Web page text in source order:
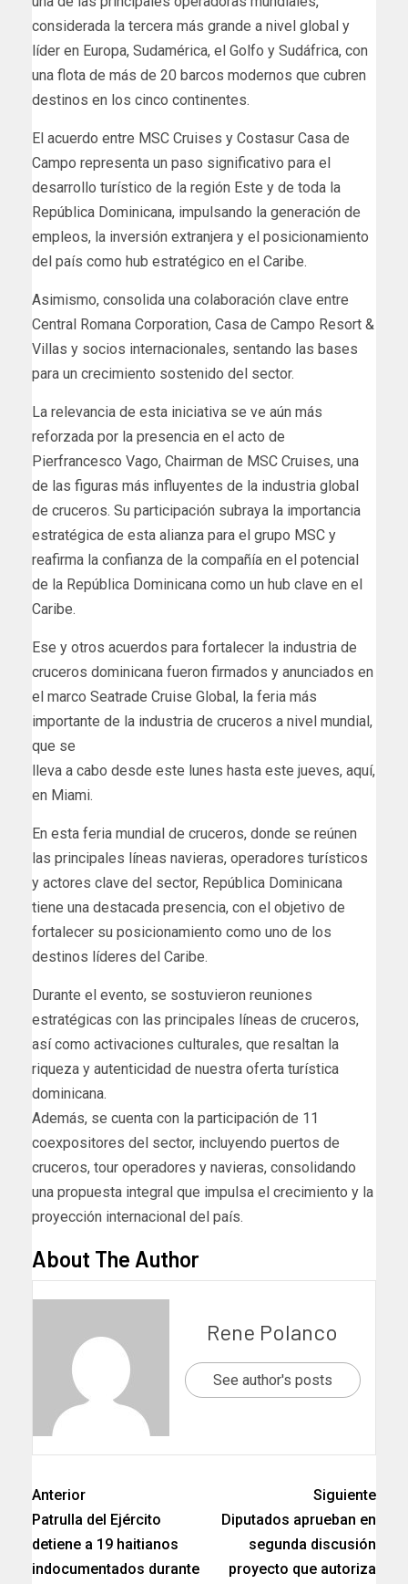
considerada la tercera más grande a nivel global y
líder en Europa, Sudamérica, el Golfo y Sudáfrica, con
una flota de más de 20 barcos modernos que cubren
destinos en los cinco continentes.
El acuerdo entre MSC Cruises y Costasur Casa de
Campo representa un paso significativo para el
desarrollo turístico de la región Este y de toda la
República Dominicana, impulsando la generación de
empleos, la inversión extranjera y el posicionamiento
del país como hub estratégico en el Caribe.
Asimismo, consolida una colaboración clave entre
Central Romana Corporation, Casa de Campo Resort &
Villas y socios internacionales, sentando las bases
para un crecimiento sostenido del sector.
La relevancia de esta iniciativa se ve aún más
reforzada por la presencia en el acto de
Pierfrancesco Vago, Chairman de MSC Cruises, una
de las figuras más influyentes de la industria global
de cruceros. Su participación subraya la importancia
estratégica de esta alianza para el grupo MSC y
reafirma la confianza de la compañía en el potencial
de la República Dominicana como un hub clave en el
Caribe.
Ese y otros acuerdos para fortalecer la industria de
cruceros dominicana fueron firmados y anunciados en
el marco Seatrade Cruise Global, la feria más
importante de la industria de cruceros a nivel mundial,
que se
lleva a cabo desde este lunes hasta este jueves, aquí,
en Miami.
En esta feria mundial de cruceros, donde se reúnen
las principales líneas navieras, operadores turísticos
y actores clave del sector, República Dominicana
tiene una destacada presencia, con el objetivo de
fortalecer su posicionamiento como uno de los
destinos líderes del Caribe.
Durante el evento, se sostuvieron reuniones
estratégicas con las principales líneas de cruceros,
así como activaciones culturales, que resaltan la
riqueza y autenticidad de nuestra oferta turística
dominicana.
Además, se cuenta con la participación de 11
coexpositores del sector, incluyendo puertos de
cruceros, tour operadores y navieras, consolidando
una propuesta integral que impulsa el crecimiento y la
proyección internacional del país.
About The Author
Rene Polanco
See author's posts
Anterior
Patrulla del Ejército
detiene a 19 haitianos
indocumentados durante
Siguiente
Diputados aprueban en
segunda discusión
proyecto que autoriza